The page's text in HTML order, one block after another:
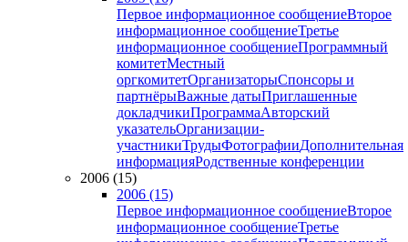
Первое информационное сообщениеВторое
информационное сообщениеТретье
информационное сообщениеПрограммный
комитетМестный
оргкомитетОрганизаторыСпонсоры и
партнёрыВажные датыПриглашенные
докладчикиПрограммаАвторский
указательОрганизации-
участникиТрудыФотографииДополнительная
информацияРодственные конференции
2006 (15)
2006 (15)
Первое информационное сообщениеВторое
информационное сообщениеТретье